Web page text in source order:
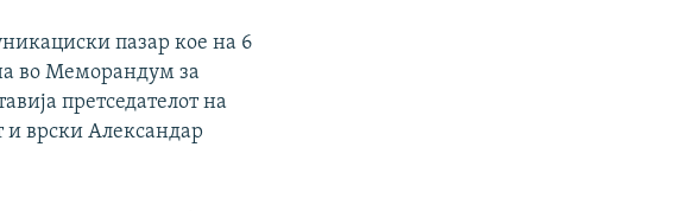
пазар кое на 6
во Меморандум за
претседателот на
и врски Александар